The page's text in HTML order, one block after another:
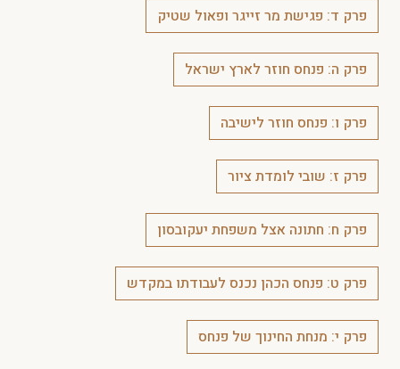
פרק ד: פגישת מר זייגר ופאול שטיק
פרק ה: פנחס חוזר לארץ ישראל
פרק ו: פנחס חוזר לישיבה
פרק ז: שובי לומדת ציור
פרק ח: חתונה אצל משפחת יעקובסון
פרק ט: פנחס הכהן נכנס לעבודתו במקדש
פרק י: מנחת החינוך של פנחס